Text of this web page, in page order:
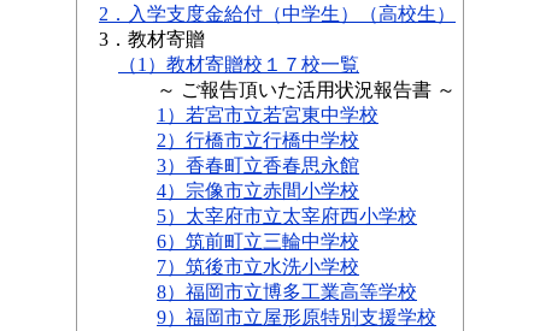
2．入学支度金給付（中学生）
（高校生）
3．教材寄贈
（1）教材寄贈校１７校一覧
～ ご報告頂いた活用状況報告書 ～
1）若宮市立若宮東中学校
2）行橋市立行橋中学校
3）香春町立香春思永館
4）宗像市立赤間小学校
5）太宰府市立太宰府西小学校
6）筑前町立三輪中学校
7）筑後市立水洗小学校
8）福岡市立博多工業高等学校
9）福岡市立屋形原特別支援学校